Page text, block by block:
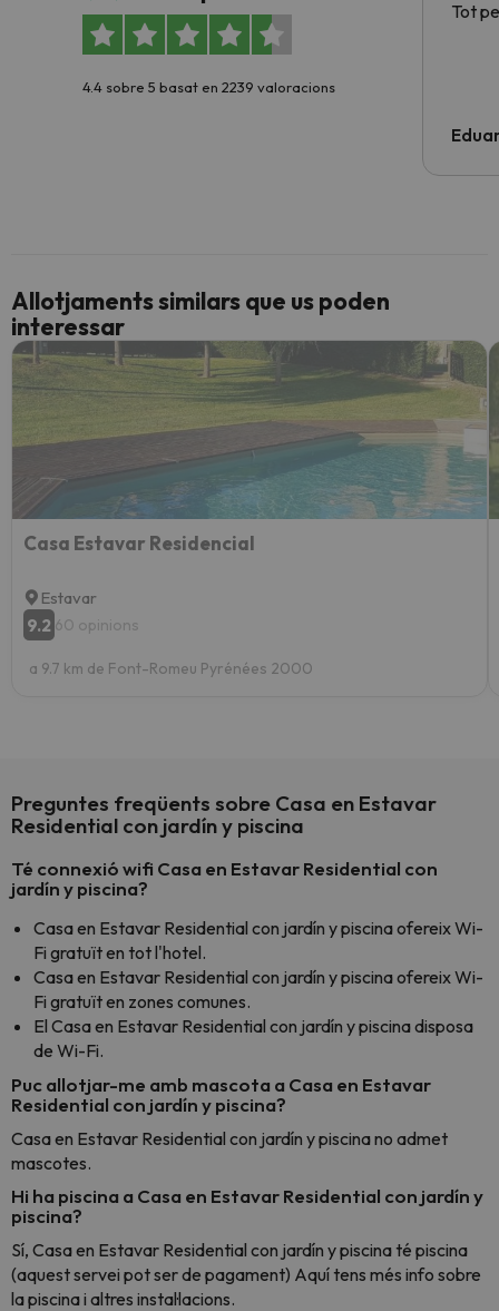
4.4 sobre 5 basat en 2239 valoracions
Tot
Allotjaments similars que us poden
interessar
Casa Estavar Residencial
Estavar
9.2 60 opinions
a 9.7 km de Font-Romeu Pyrénées 2000
Preguntes freqüents sobre Casa en Estavar
Residential con jardín y piscina
Té connexió wifi Casa en Estavar Residential con
jardín y piscina?
Casa en Estavar Residential con jardín y piscina ofereix Wi-
Fi gratuït en tot l'hotel.
Casa en Estavar Residential con jardín y piscina ofereix Wi-
Fi gratuït en zones comunes.
El Casa en Estavar Residential con jardín y piscina disposa
de Wi-Fi.
Puc allotjar-me amb mascota a Casa en Estavar
Residential con jardín y piscina?
Casa en Estavar Residential con jardín y piscina no admet
mascotes.
Hi ha piscina a Casa en Estavar Residential con jardín y
piscina?
Sí, Casa en Estavar Residential con jardín y piscina té piscina
(aquest servei pot ser de pagament) Aquí tens més info sobre
la piscina i altres instal·lacions.